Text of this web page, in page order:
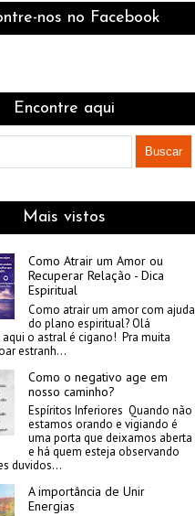
nos no Facebook
Encontre aqui
Mais vistos
Como Atrair um Amor ou
Recuperar Relação - Dica
Espiritual
Como atrair um amor com ajuda
do plano espiritual? Olá
o astral é cigano! Pra muita
estranh...
Como o negativo age em
nosso caminho?
Espíritos Inferiores Quando não
estamos orando e vigiando é
uma porta que deixamos aberta
e há quem esteja observando
duvidos...
A importância de Unir
Energias